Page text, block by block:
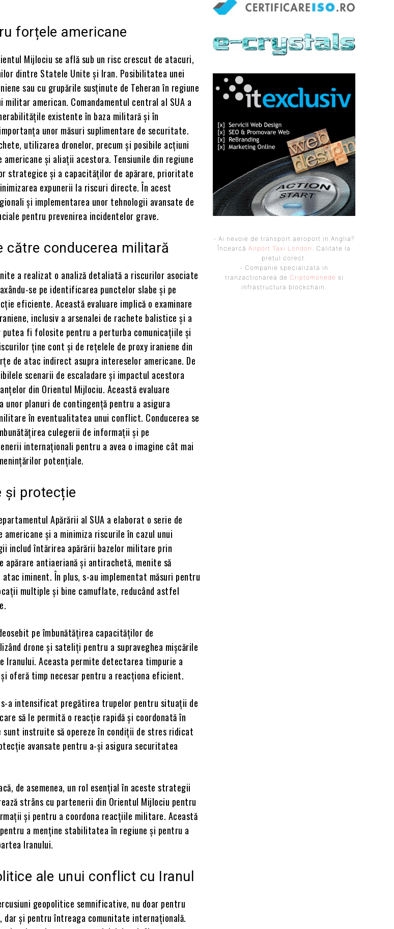
forțele americane
Mijlociu se află sub un risc crescut de atacuri,
dintre Statele Unite și Iran. Posibilitatea unei
sau cu grupările susținute de Teheran în regiune
american. Comandamentul central al SUA a
existente în baza militară și în
unor măsuri suplimentare de securitate.
utilizarea dronelor, precum și posibile acțiuni
și aliații acestora. Tensiunile din regiune
strategice și a capacităților de apărare, prioritate
expunerii la riscuri directe. În acest
și implementarea unor tehnologii avansate de
pentru prevenirea incidentelor grave.
către conducerea militară
a realizat o analiză detaliată a riscurilor asociate
se pe identificarea punctelor slabe și pe
eficiente. Această evaluare implică o examinare
inclusiv a arsenalei de rachete balistice și a
fi folosite pentru a perturba comunicațiile și
ține cont și de rețelele de proxy iraniene din
de atac indirect asupra intereselor americane. De
scenarii de escaladare și impactul acestora
din Orientul Mijlociu. Această evaluare
unor planuri de contingență pentru a asigura
în eventualitatea unui conflict. Conducerea se
culegerii de informații și pe
internaționali pentru a avea o imagine cât mai
potențiale.
și protecție
Apărării al SUA a elaborat o serie de
și a minimiza riscurile în cazul unui
includ întărirea apărării bazelor militare prin
apărare antiaeriană și antirachetă, menite să
iminent. În plus, s-au implementat măsuri pentru
multiple și bine camuflate, reducând astfel
pe îmbunătățirea capacităților de
drone și sateliți pentru a supraveghea mișcările
Aceasta permite detectarea timpurie a
oferă timp necesar pentru a reacționa eficient.
a intensificat pregătirea trupelor pentru situații de
să le permită o reacție rapidă și coordonată în
instruite să opereze în condiții de stres ridicat
avansate pentru a-și asigura securitatea
de asemenea, un rol esențial în aceste strategii
strâns cu partenerii din Orientul Mijlociu pentru
și pentru a coordona reacțiile militare. Această
a menține stabilitatea în regiune și pentru a
Iranului.
ale unui conflict cu Iranul
geopolitice semnificative, nu doar pentru
și pentru întreaga comunitate internațională.
- Ai nevoie de transport aeroport in Anglia?
Încearcă Airport Taxi London . Calitate la
prețul corect.
- Companie specializata in
tranzactionarea de Criptomonede si
infrastructura blockchain.